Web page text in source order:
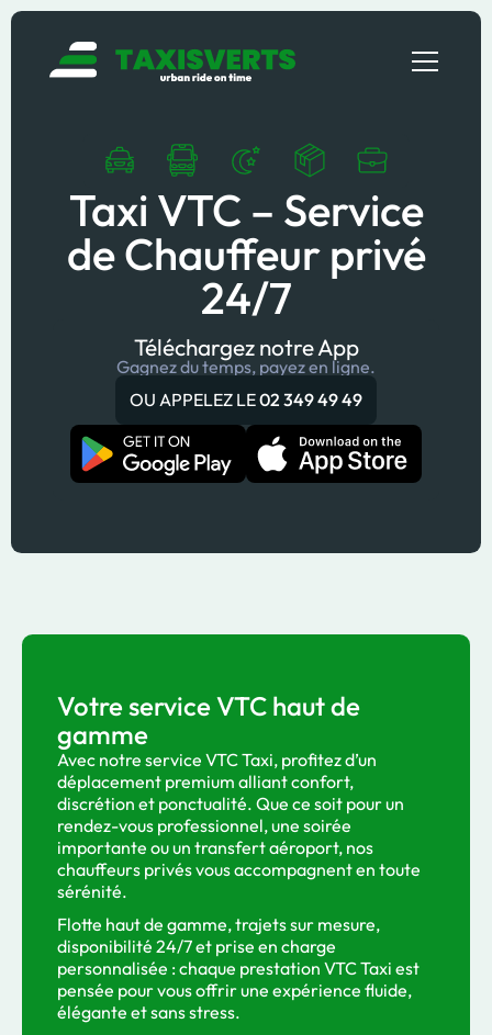
Taxi VTC – Service
de Chauffeur privé
24/7
Téléchargez notre App
Gagnez du temps, payez en ligne.
OU APPELEZ LE02 349 49 49
Votre service VTC haut de
gamme
Avec notre service VTC Taxi, profitez d’un
déplacement premium alliant confort,
discrétion et ponctualité. Que ce soit pour un
rendez-vous professionnel, une soirée
importante ou un transfert aéroport, nos
chauffeurs privés vous accompagnent en toute
sérénité.
Flotte haut de gamme, trajets sur mesure,
disponibilité 24/7 et prise en charge
personnalisée : chaque prestation VTC Taxi est
pensée pour vous offrir une expérience fluide,
élégante et sans stress.